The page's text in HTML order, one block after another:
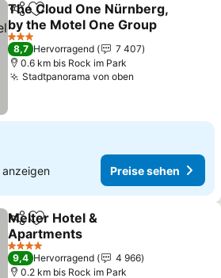
TeilenZu Favoriten hinzufügen
The Cloud One Nürnberg,
by the Motel One Group
Preise sehen
3 Sterne
8,7 Hervorragend
7 407
0.6 km bis Rock im Park
Stadtpanorama von oben
anzeigen Preise sehen
TeilenZu Favoriten hinzufügen
Melter Hotel &
Apartments
Preise sehen
4 Sterne
9,4 Hervorragend
4 966
0.2 km bis Rock im Park